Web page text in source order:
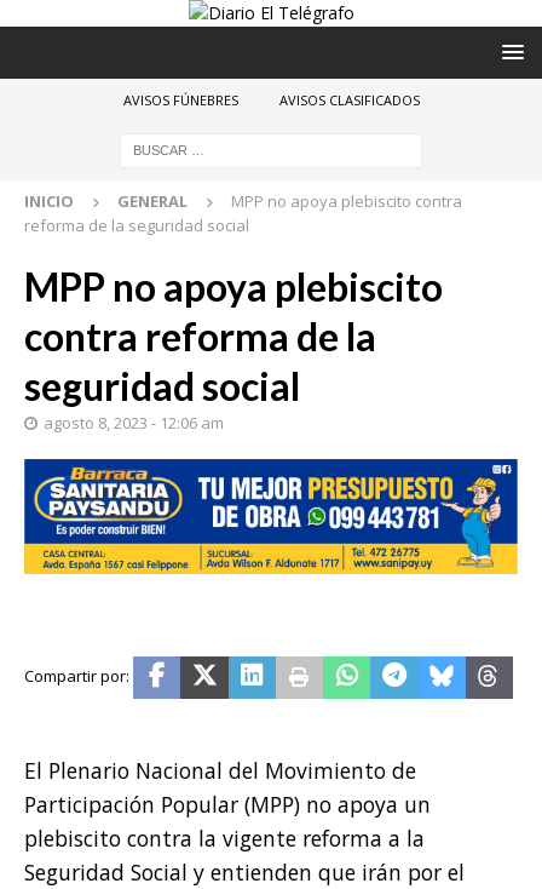
AVISOS FÚNEBRES AVISOS CLASIFICADOS
INICIO GENERAL
MPP no apoya plebiscito contra
reforma de la seguridad social
MPP no apoya plebiscito
contra reforma de la
seguridad social
agosto 8, 2023 - 12:06 am
El Plenario Nacional del Movimiento de
Participación Popular (MPP) no apoya un
plebiscito contra la vigente reforma a la
Seguridad Social y entienden que irán por el